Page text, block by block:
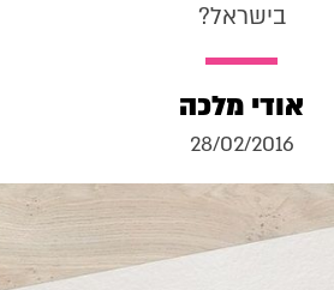
בישראל?
אודי מלכה
28/02/2016